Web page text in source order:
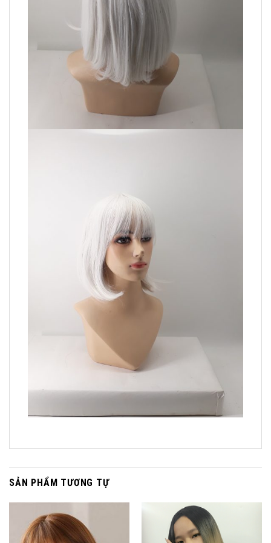
SẢN PHẨM TƯƠNG TỰ